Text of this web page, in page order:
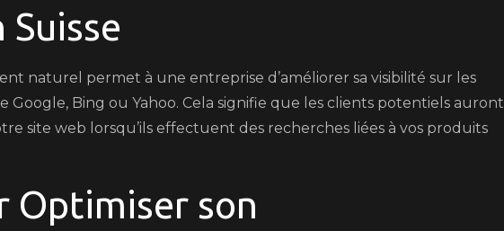
naturel permet à une entreprise d’améliorer sa visibilité sur les
Bing ou Yahoo. Cela signifie que les clients potentiels auront
site web lorsqu’ils effectuent des recherches liées à vos produits
Optimiser son